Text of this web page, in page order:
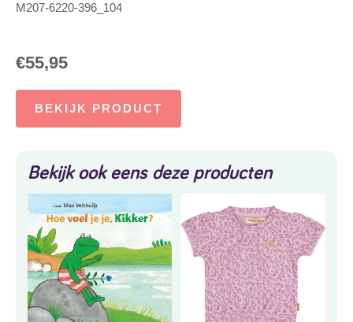
M207-6220-396_104
€55,95
BEKIJK PRODUCT
Bekijk ook eens deze producten